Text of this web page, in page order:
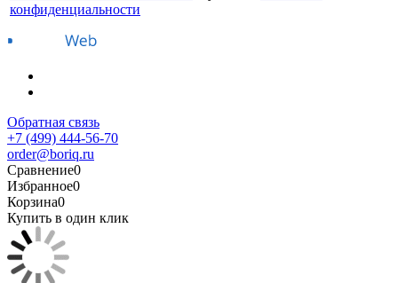
конфиденциальности
Обратная связь
+7 (499) 444-56-70
order@boriq.ru
Сравнение0
Избранное0
Корзина0
Купить в один клик